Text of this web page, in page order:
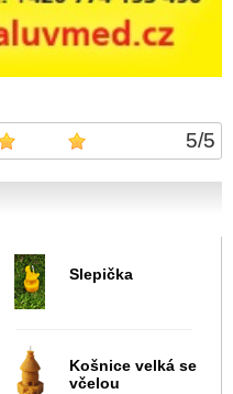
5/5
Slepička
Košnice velká se
včelou